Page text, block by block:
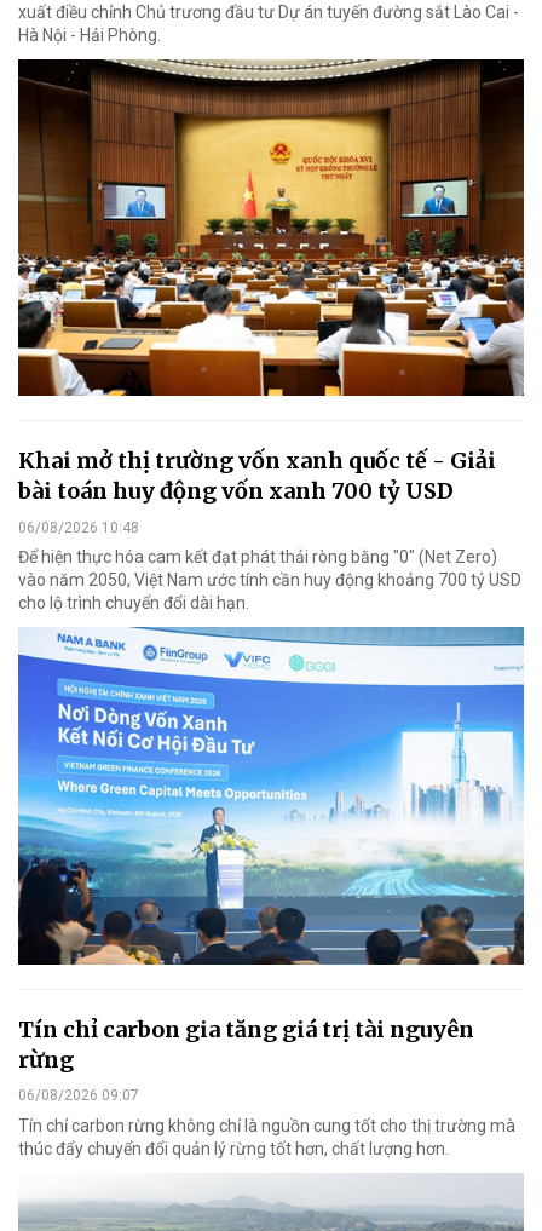
xuất điều chỉnh Chủ trương đầu tư Dự án tuyến đường sắt Lào Cai -
Hà Nội - Hải Phòng.
Khai mở thị trường vốn xanh quốc tế - Giải
bài toán huy động vốn xanh 700 tỷ USD
06/08/2026 10:48
Để hiện thực hóa cam kết đạt phát thải ròng bằng "0" (Net Zero)
vào năm 2050, Việt Nam ước tính cần huy động khoảng 700 tỷ USD
cho lộ trình chuyển đổi dài hạn.
Tín chỉ carbon gia tăng giá trị tài nguyên
rừng
06/08/2026 09:07
Tín chỉ carbon rừng không chỉ là nguồn cung tốt cho thị trường mà
thúc đẩy chuyển đổi quản lý rừng tốt hơn, chất lượng hơn.